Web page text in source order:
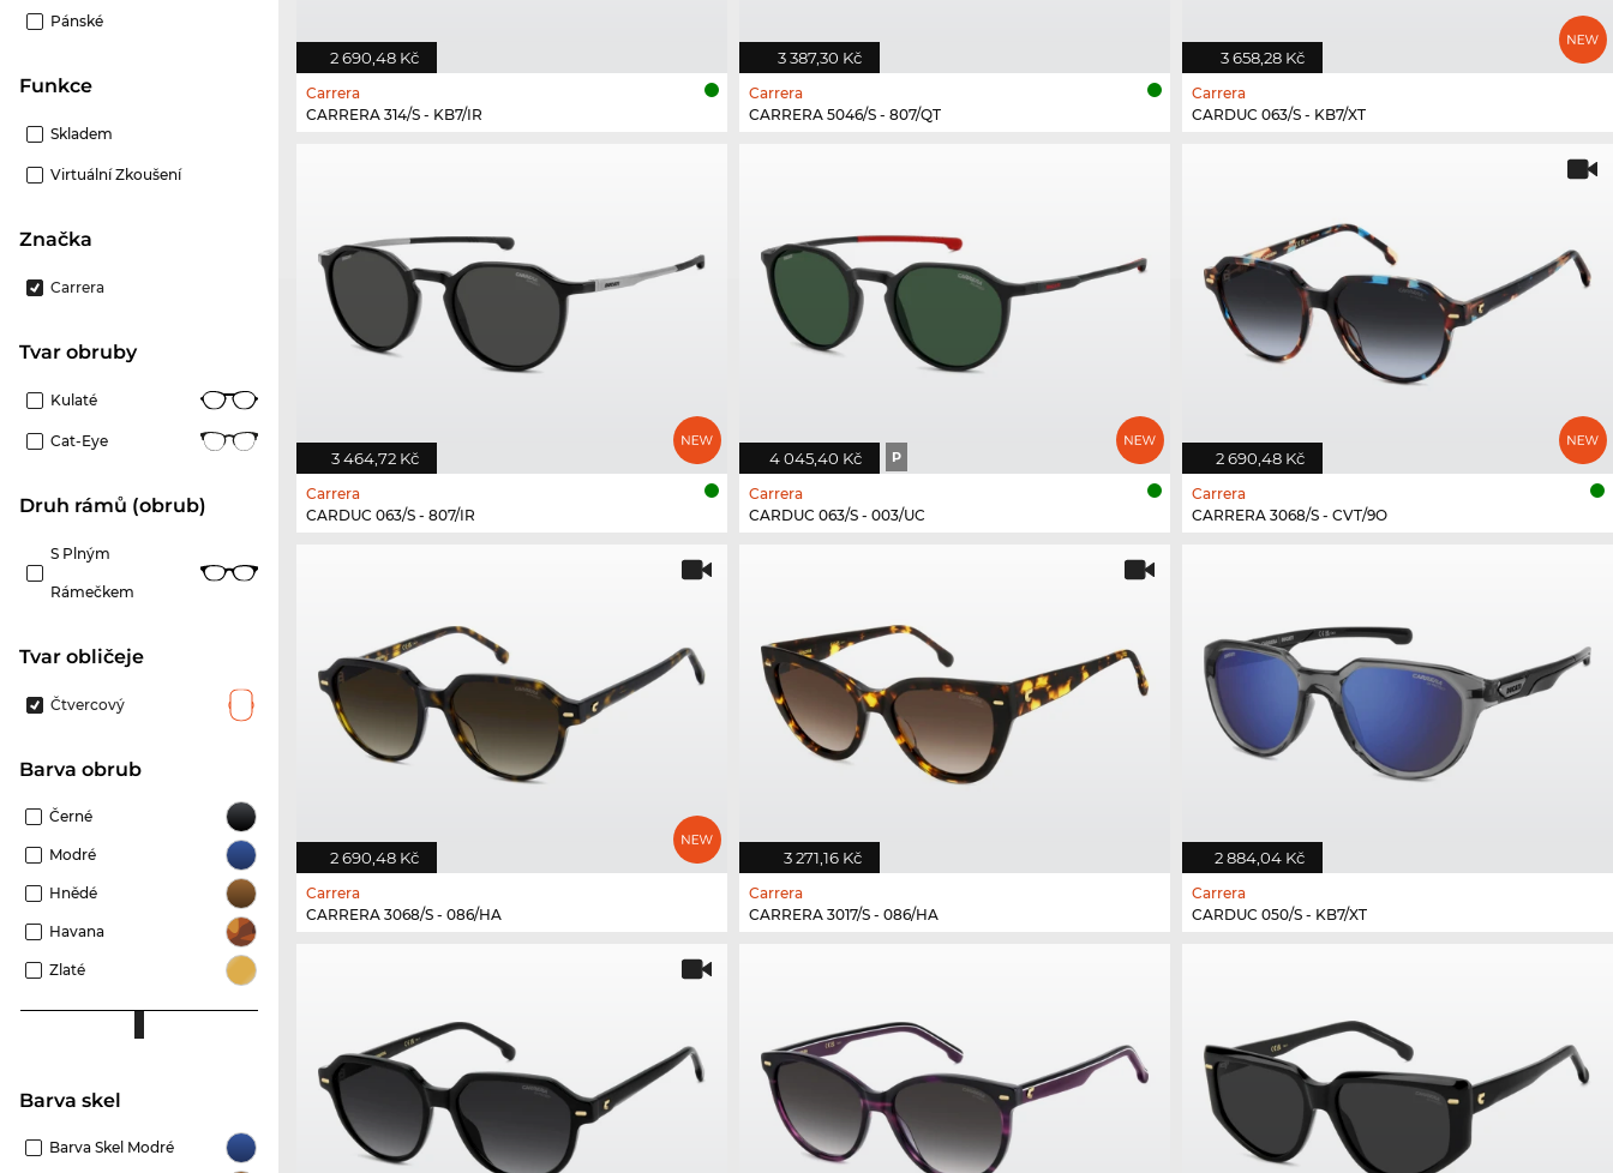
Pánské
Funkce
Skladem
Virtuální Zkoušení
Značka
Carrera
Tvar obruby
Kulaté
Cat-Eye
Druh rámů (obrub)
S Plným
Rámečkem
tvar obličeje
Čtvercový
Barva obrub
Černé
Modré
Hnědé
Havana
Zlaté
Barva skel
Barva Skel Modré
2 690,48 Kč
Carrera
CARRERA 314/S - KB7/IR
3 387,30 Kč
Carrera
CARRERA 5046/S - 807/QT
3 658,28 Kč
Carrera
CARDUC 063/S - KB7/XT
3 464,72 Kč
Carrera
CARDUC 063/S - 807/IR
4 045,40 Kč P
Carrera
CARDUC 063/S - 003/UC
2 690,48 Kč
Carrera
CARRERA 3068/S - CVT/9O
2 690,48 Kč
Carrera
CARRERA 3068/S - 086/HA
3 271,16 Kč
Carrera
CARRERA 3017/S - 086/HA
2 884,04 Kč
Carrera
CARDUC 050/S - KB7/XT